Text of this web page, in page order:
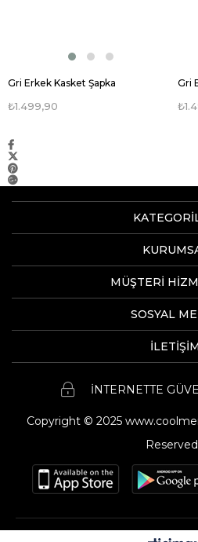
Gri Erkek Kasket Şapka
₺1.499,90
Gri
MÜŞTERİ
SOSYAL
İLETİŞİM
İNTERNETTE
Copyright © 2025
Reserved